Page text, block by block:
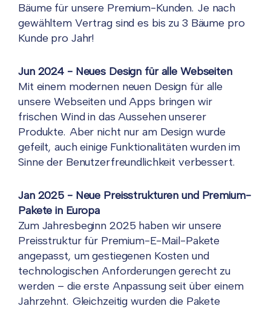
Bäume für unsere Premium-Kunden. Je nach
gewähltem Vertrag sind es bis zu 3 Bäume pro
Kunde pro Jahr!
Jun 2024 - Neues Design für alle Webseiten
Mit einem modernen neuen Design für alle
unsere Webseiten und Apps bringen wir
frischen Wind in das Aussehen unserer
Produkte. Aber nicht nur am Design wurde
gefeilt, auch einige Funktionalitäten wurden im
Sinne der Benutzerfreundlichkeit verbessert.
Jan 2025 - Neue Preisstrukturen und Premium-
Pakete in Europa
Zum Jahresbeginn 2025 haben wir unsere
Preisstruktur für Premium-E-Mail-Pakete
angepasst, um gestiegenen Kosten und
technologischen Anforderungen gerecht zu
werden – die erste Anpassung seit über einem
Jahrzehnt. Gleichzeitig wurden die Pakete